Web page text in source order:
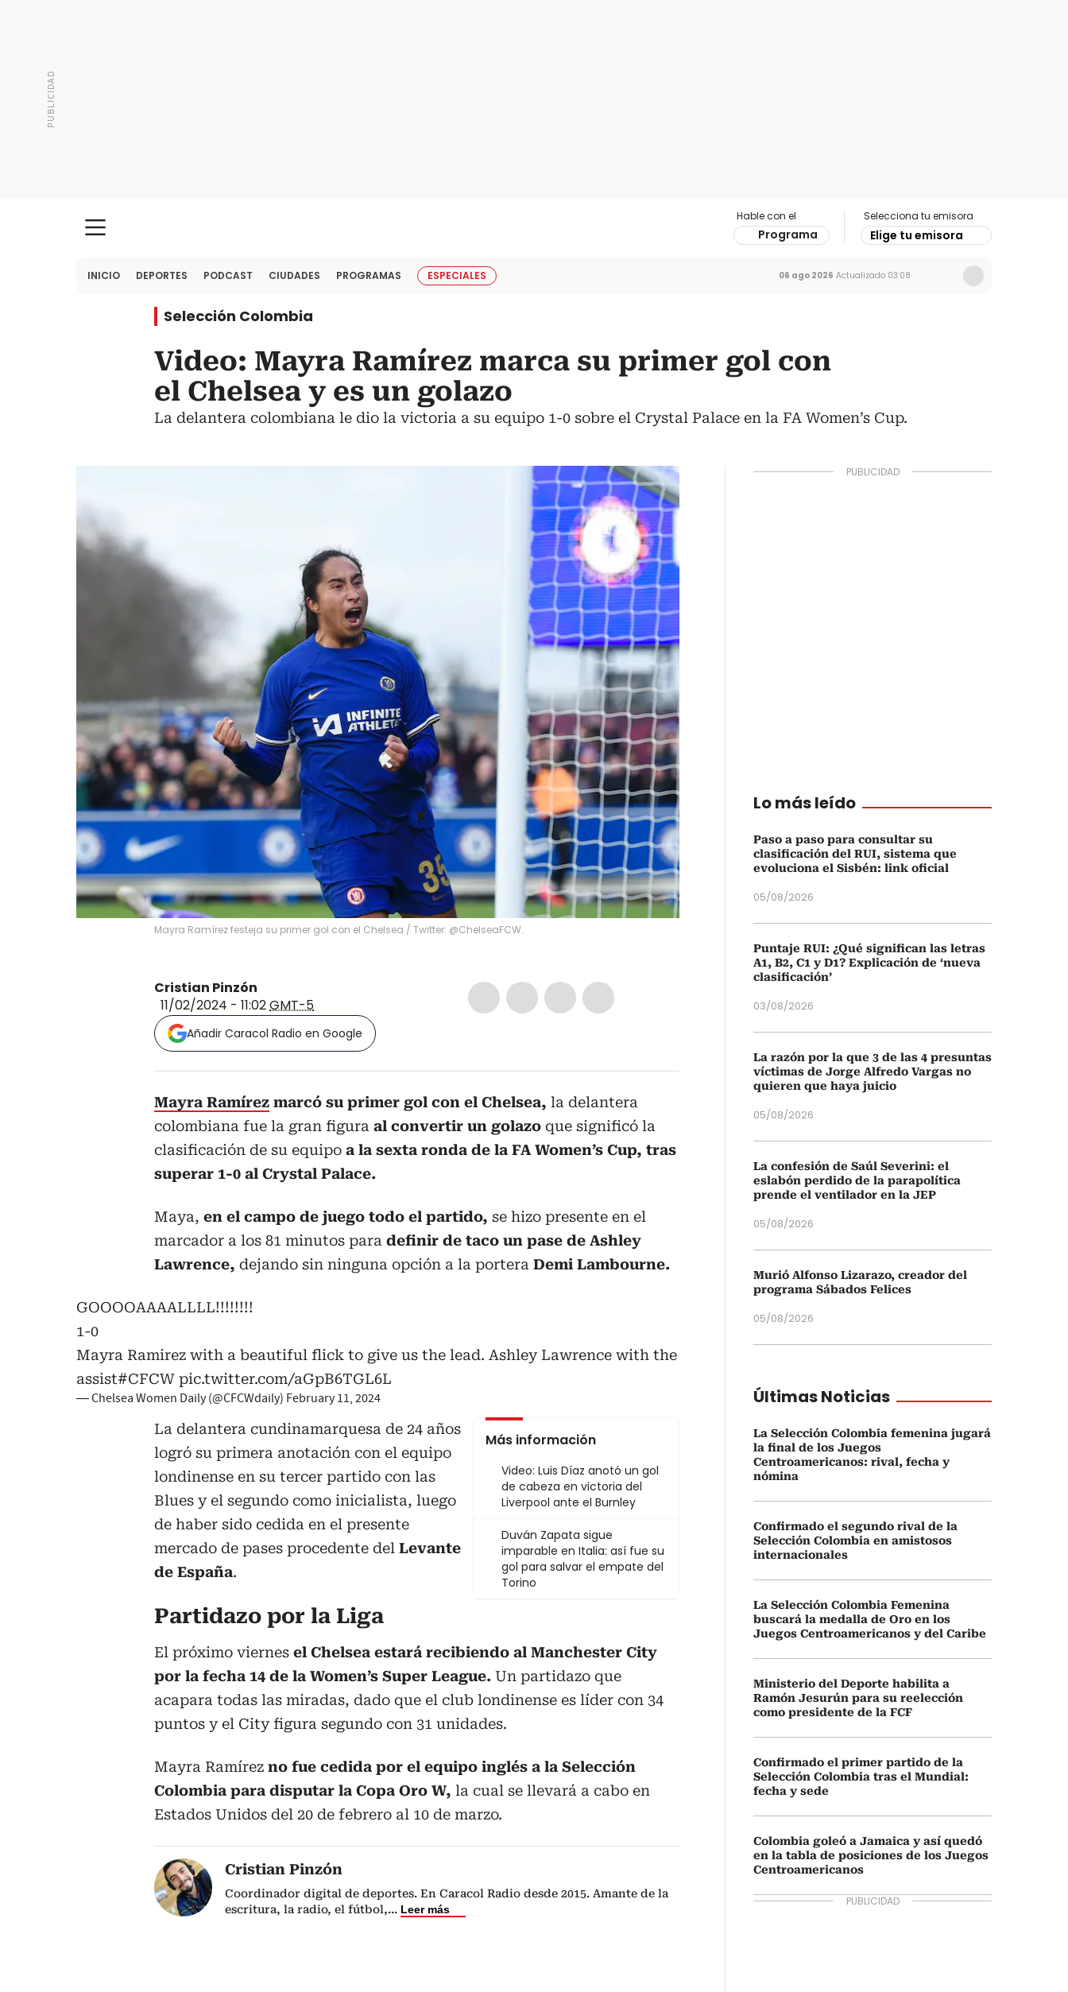
Hable con el
Programa
Selecciona tu emisora
Elige tu emisora
INICIO DEPORTES PODCAST CIUDADES PROGRAMAS ESPECIALES 06 ago 2026 Actualizado 03:08
Selección Colombia
Video: Mayra Ramírez marca su primer gol con
el Chelsea y es un golazo
La delantera colombiana le dio la victoria a su equipo 1-0 sobre el Crystal Palace en la FA Women’s Cup.
Mayra Ramírez festeja su primer gol con el Chelsea / Twitter: @ChelseaFCW.
Cristian Pinzón
11/02/2024 - 11:02GMT-5
Añadir Caracol Radio en Google
Mayra Ramírez marcó su primer gol con el Chelsea, la delantera
colombiana fue la gran figura al convertir un golazo que significó la
clasificación de su equipo a la sexta ronda de la FA Women’s Cup, tras
superar 1-0 al Crystal Palace.
Maya, en el campo de juego todo el partido, se hizo presente en el
marcador a los 81 minutos para definir de taco un pase de Ashley
Lawrence, dejando sin ninguna opción a la portera Demi Lambourne.
GOOOOAAAALLLL!!!!!!!!
1-0
Mayra Ramirez with a beautiful flick to give us the lead. Ashley Lawrence with the
assist#CFCW pic.twitter.com/aGpB6TGL6L
— Chelsea Women Daily (@CFCWdaily) February 11, 2024
Más información
Video: Luis Díaz anotó un gol
de cabeza en victoria del
Liverpool ante el Burnley
Duván Zapata sigue
imparable en Italia: así fue su
gol para salvar el empate del
Torino
La delantera cundinamarquesa de 24 años
logró su primera anotación con el equipo
londinense en su tercer partido con las
Blues y el segundo como inicialista, luego
de haber sido cedida en el presente
mercado de pases procedente del Levante
de España.
Partidazo por la Liga
El próximo viernes el Chelsea estará recibiendo al Manchester City
por la fecha 14 de la Women’s Super League. Un partidazo que
acapara todas las miradas, dado que el club londinense es líder con 34
puntos y el City figura segundo con 31 unidades.
Mayra Ramírez no fue cedida por el equipo inglés a la Selección
Colombia para disputar la Copa Oro W, la cual se llevará a cabo en
Estados Unidos del 20 de febrero al 10 de marzo.
Cristian Pinzón
Coordinador digital de deportes. En Caracol Radio desde 2015. Amante de la
escritura, la radio, el fútbol,... Leer más
Lo más leído
Paso a paso para consultar su
clasificación del RUI, sistema que
evoluciona el Sisbén: link oficial
05/08/2026
Puntaje RUI: ¿Qué significan las letras
A1, B2, C1 y D1? Explicación de ‘nueva
clasificación’
03/08/2026
La razón por la que 3 de las 4 presuntas
víctimas de Jorge Alfredo Vargas no
quieren que haya juicio
05/08/2026
La confesión de Saúl Severini: el
eslabón perdido de la parapolítica
prende el ventilador en la JEP
05/08/2026
Murió Alfonso Lizarazo, creador del
programa Sábados Felices
05/08/2026
Últimas Noticias
La Selección Colombia femenina jugará
la final de los Juegos
Centroamericanos: rival, fecha y
nómina
Confirmado el segundo rival de la
Selección Colombia en amistosos
internacionales
La Selección Colombia Femenina
buscará la medalla de Oro en los
Juegos Centroamericanos y del Caribe
Ministerio del Deporte habilita a
Ramón Jesurún para su reelección
como presidente de la FCF
Confirmado el primer partido de la
Selección Colombia tras el Mundial:
fecha y sede
Colombia goleó a Jamaica y así quedó
en la tabla de posiciones de los Juegos
Centroamericanos